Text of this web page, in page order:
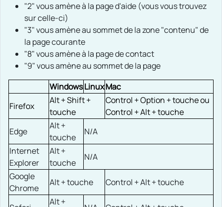
"2" vous amène à la page d'aide (vous vous trouvez
sur celle-ci)
"3" vous amène au sommet de la zone "contenu" de
la page courante
"8" vous amène à la page de contact
"9" vous amène au sommet de la page
WindowsLinuxMac
Firefox
Alt + Shift +
touche
Control + Option + touche ou
Control + Alt + touche
Edge
Alt +
touche
N/A
Internet
Explorer
Alt +
touche
N/A
Google
Chrome
Alt + touche Control + Alt + touche
Alt +